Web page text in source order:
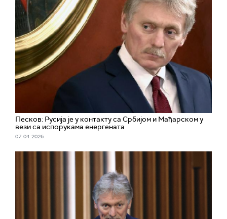
Песков: Русија је у контакту са Србијом и Мађарском у
вези са испорукама енергената
07. 04. 2026.